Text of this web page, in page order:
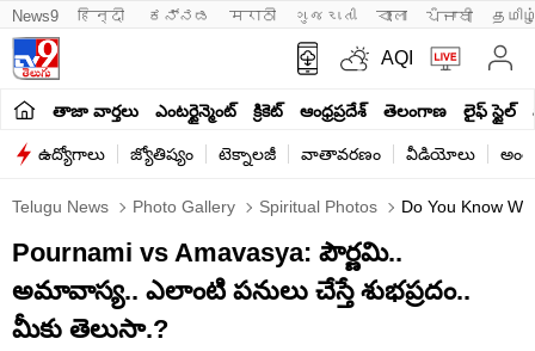
News9 हिन्दी ಕನ್ನಡ मराठी ગુજરાતી বাংলা ਪੰਜਾਬੀ
AQI
తాజా వార్తలు ఎంటర్టైన్మెంట్ క్రికెట్ ఆంధ్రప్రదేశ్ తెలంగాణ లైఫ్ స్టైల్
ఉద్యోగాలు జ్యోతిష్యం టెక్నాలజీ వాతావరణం వీడియోలు
Telugu News Photo Gallery Spiritual Photos Do You Know
Pournami vs Amavasya: పౌర్ణమి..
అమావాస్య.. ఎలాంటి పనులు చేస్తే శుభప్రదం..
మీకు తెలుసా.?